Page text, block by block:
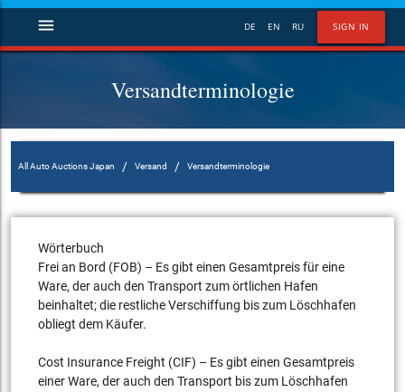
SIGN IN
DE EN RU
menu
Versandterminologie
All Auto Auctions Japan / Versand / Versandterminologie
Wörterbuch
Frei an Bord (FOB) – Es gibt einen Gesamtpreis für eine
Ware, der auch den Transport zum örtlichen Hafen
beinhaltet; die restliche Verschiffung bis zum Löschhafen
obliegt dem Käufer.
Cost Insurance Freight (CIF) – Es gibt einen Gesamtpreis
einer Ware, der auch den Transport bis zum Löschhafen